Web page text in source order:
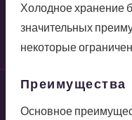
Холодное хранение
значительных
некоторые
Преимущества
Основное